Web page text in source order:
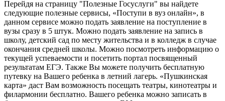
Перейдя на страницу "Полезные Госуслуги" вы найдете
следующие полезные сервисы, «Поступи в вуз онлайн», в
данном сервисе можно подать заявление на поступление в
вузы сразу в 5 штук. Можно подать заявление на запись в
школу, детский сад по месту жительства и в колледж в случае
окончания средней школы. Можно посмотреть информацию о
текущей успеваемости и посетить портал посвященный
результатам ЕГЭ. Также Вы можете получить бесплатную
путевку на Вашего ребенка в летний лагерь. «Пушкинская
карта» даст Вам возможность посещать театры, кинотеатры и
филармонии бесплатно. Вашего ребенка можно записать в